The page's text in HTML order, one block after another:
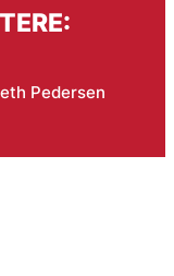
Pedersen